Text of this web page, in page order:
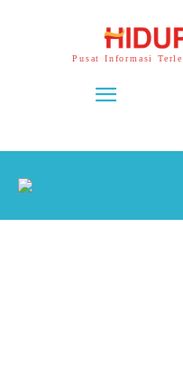
Pusat Informasi